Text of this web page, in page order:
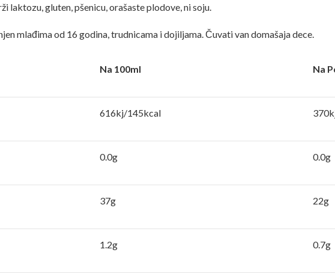
laktozu, gluten, pšenicu, orašaste plodove, ni soju.
mlađima od 16 godina, trudnicama i dojiljama. Čuvati van domašaja dece.
Na 100ml Na
616kj/145kcal
0.0g 0.0g
37g 22g
1.2g 0.7g